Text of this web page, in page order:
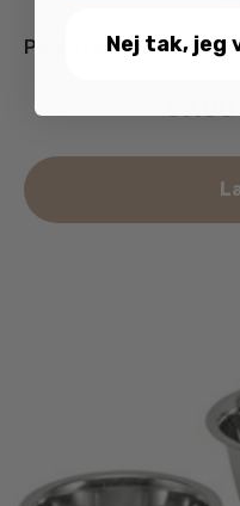
Pala Treats 100%
69.00
Nej tak, jeg